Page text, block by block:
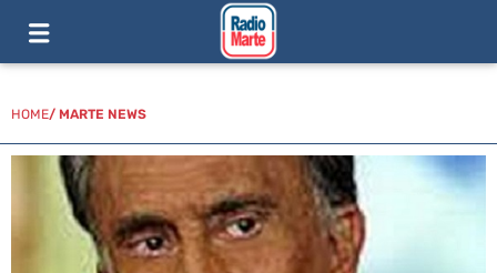
HOME/ MARTE NEWS